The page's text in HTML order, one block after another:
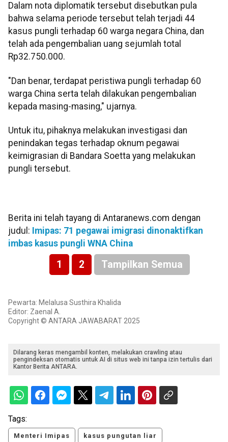
Dalam nota diplomatik tersebut disebutkan pula
bahwa selama periode tersebut telah terjadi 44
kasus pungli terhadap 60 warga negara China, dan
telah ada pengembalian uang sejumlah total
Rp32.750.000.
"Dan benar, terdapat peristiwa pungli terhadap 60
warga China serta telah dilakukan pengembalian
kepada masing-masing," ujarnya.
Untuk itu, pihaknya melakukan investigasi dan
penindakan tegas terhadap oknum pegawai
keimigrasian di Bandara Soetta yang melakukan
pungli tersebut.
Berita ini telah tayang di Antaranews.com dengan
judul: Imipas: 71 pegawai imigrasi dinonaktifkan
imbas kasus pungli WNA China
1 2 Tampilkan Semua
Pewarta: Melalusa Susthira Khalida
Editor: Zaenal A.
Copyright © ANTARA JAWABARAT 2025
Dilarang keras mengambil konten, melakukan crawling atau
pengindeksan otomatis untuk AI di situs web ini tanpa izin tertulis dari
Kantor Berita ANTARA.
Tags:
Menteri Imipas kasus pungutan liar